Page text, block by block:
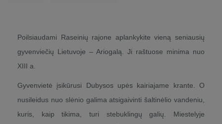
Poilsiaudami Raseinių rajone aplankykite vieną seniausių
gyvenviečių Lietuvoje – Ariogalą. Ji raštuose minima nuo
XIII a.
Gyvenvietė įsikūrusi Dubysos upės kairiajame krante. O
nusileidus nuo slėnio galima atsigaivinti šaltinėlio vandeniu,
kuris, kaip tikima, turi stebuklingų galių. Miestelyje